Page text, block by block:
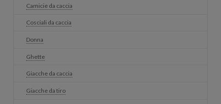
Camicie da caccia
Cosciali da caccia
Donna
Ghette
Giacche da caccia
Giacche da tiro